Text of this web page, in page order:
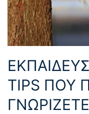
TIPS ΠΟΥ
ΓΝΩΡΊΖΕΤΕ